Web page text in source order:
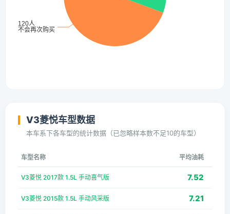
V3菱悦车型数据
本车系下各车型的统计数据（已忽略样本数不足10的车型）
车型名称 平均油耗
V3菱悦 2017款 1.5L 手动喜气版 7.52
V3菱悦 2015款 1.5L 手动风采版 7.21